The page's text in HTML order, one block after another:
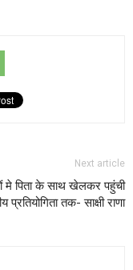
Next article
मे पिता के साथ खेलकर पहुंची
प्रतियोगिता तक- साक्षी राणा